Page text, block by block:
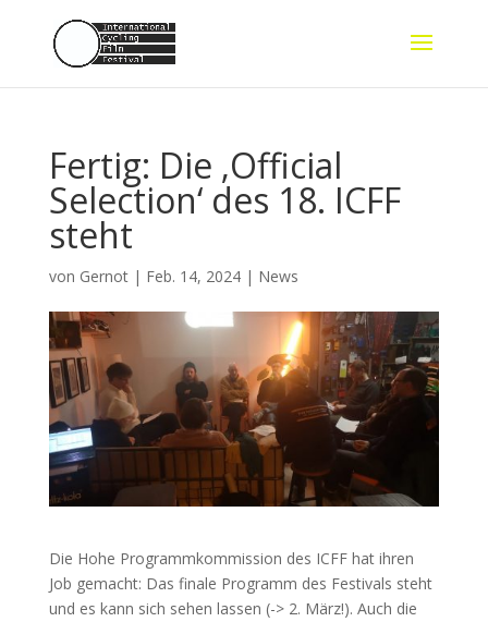
Fertig: Die ‚Official
Selection‘ des 18. ICFF
steht
von Gernot| Feb. 14, 2024| News
Die Hohe Programmkommission des ICFF hat ihren
Job gemacht: Das finale Programm des Festivals steht
und es kann sich sehen lassen (-> 2. März!). Auch die